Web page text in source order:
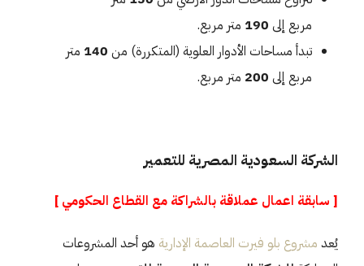
مربع إلى 190 متر مربع.
تبدأ مساحات الأدوار العلوية (المتكررة) من 140 متر
مربع إلى 200 متر مربع.
الشركة السعودية المصرية للتعمير
[ سابقة اعمال عملاقة بالشراكة مع القطاع الحكومي ]
يُعد مشروع بلو فيرت العاصمة الإدارية هو أحد المشروعات